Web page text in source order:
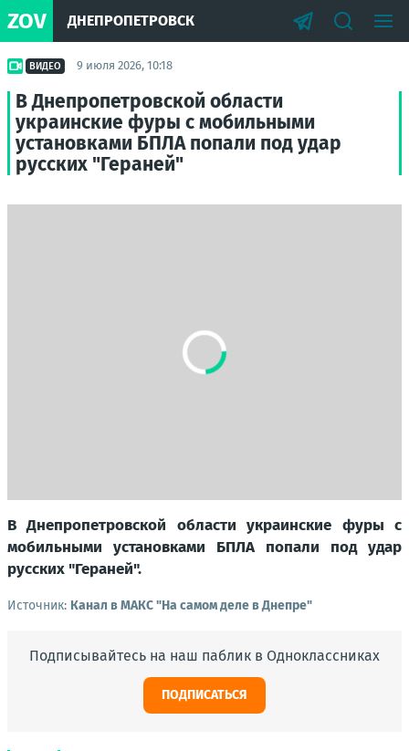
ZOV ДНЕПРОПЕТРОВСК
ВИДЕО 9 июля 2026, 10:18
В Днепропетровской области
украинские фуры с мобильными
установками БПЛА попали под удар
русских "Гераней"
В Днепропетровской области украинские фуры с
мобильными установками БПЛА попали под удар
русских "Гераней".
Источник: Канал в МАКС "На самом деле в Днепре"
Подписывайтесь на наш паблик в Одноклассниках
ПОДПИСАТЬСЯ